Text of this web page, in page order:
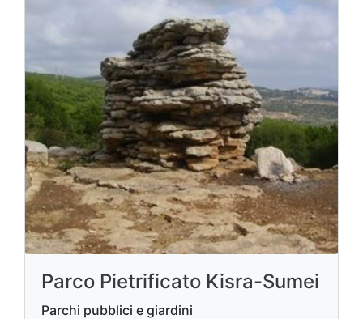
Parco Pietrificato Kisra-Sumei
Parchi pubblici e giardini